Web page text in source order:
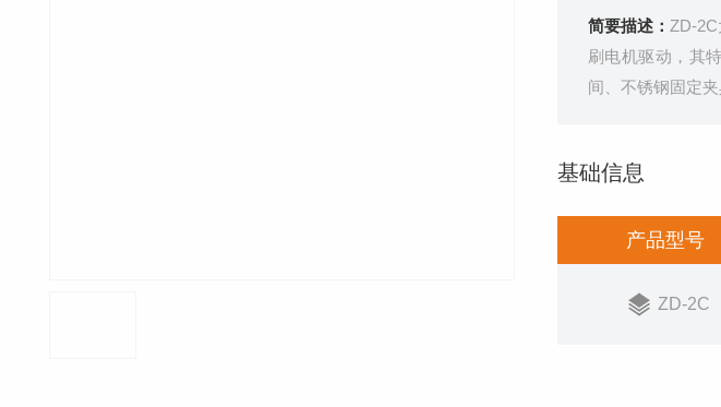
简要描述： ZD-
刷电机驱动，其
间、不锈钢固定
基础信息
产品型号
ZD-2C